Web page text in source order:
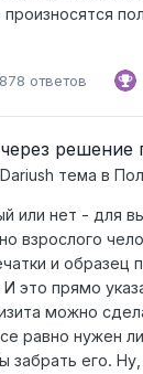
878 ответов
Dariush тема в
или нет - для
взрослого
и образец
это прямо
можно
равно нужен
забрать его.